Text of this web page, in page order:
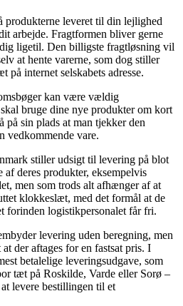
produkterne leveret til din lejlighed
arbejde. Fragtformen bliver gerne
ligetil. Den billigste fragtløsning vil
at hente varerne, som dog stiller
internet selskabets adresse.
kan være vældig
bruge dine nye produkter om kort
på sin plads at man tjekker den
vedkommende vare.
stiller udsigt til levering på blot
af deres produkter, eksempelvis
men som trods alt afhænger af at
klokkeslæt, med det formål at de
forinden logistikpersonalet får fri.
levering uden beregning, men
der aftages for en fastsat pris. I
betalelige leveringsudgave, som
tæt på Roskilde, Varde eller Sorø –
levere bestillingen til et